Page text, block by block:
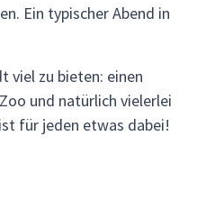
Ein typischer Abend in
viel zu bieten: einen
und natürlich vielerlei
für jeden etwas dabei!